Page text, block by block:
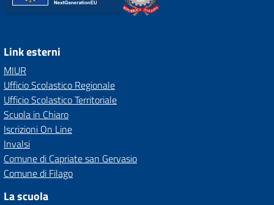
Link esterni
MIUR
Ufficio Scolastico Regionale
Ufficio Scolastico Territoriale
Scuola in Chiaro
Iscrizioni On Line
Invalsi
Comune di Capriate san Gervasio
Comune di Filago
La scuola